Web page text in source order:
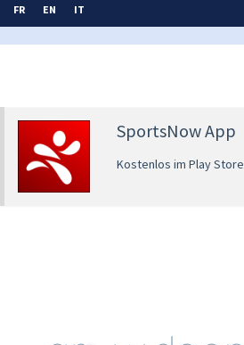
FR EN IT
SportsNow App
Kostenlos im Play Store